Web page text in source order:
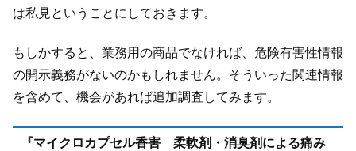
は私見ということにしておきます。
もしかすると、業務用の商品でなければ、危険有害性情報
の開示義務がないのかもしれません。そういった関連情報
を含めて、機会があれば追加調査してみます。
『マイクロカプセル香害 柔軟剤・消臭剤による痛み